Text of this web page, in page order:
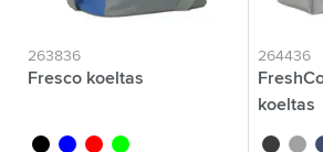
263836
Fresco koeltas
noir bleu rougelime
264436
koeltas
noir gris